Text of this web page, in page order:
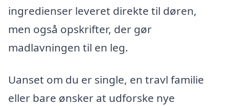
ingredienser leveret direkte til døren,
men også opskrifter, der gør
madlavningen til en leg.
Uanset om du er single, en travl familie
eller bare ønsker at udforske nye